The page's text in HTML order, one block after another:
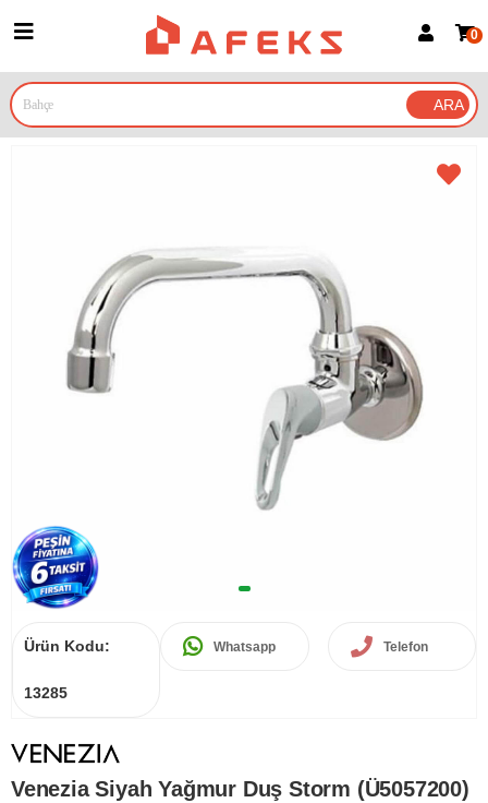
Google İle Bağlan
0
Ürün Kodu:
13285
Whatsapp Telefon
Venezia Siyah Yağmur Duş Storm (Ü5057200)